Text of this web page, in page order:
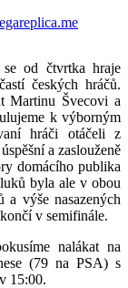
od čtvrtka hraje
českých hráčů.
Martinu Švecovi a
k výborným
hráči otáčeli z
a zaslouženě
domácího publika
byla ale v obou
a výše nasazených
v semifinále.
nalákat na
(79 na PSA) s
15:00.